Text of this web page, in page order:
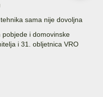
sama nije dovoljna
pobjede i domovinske
i 31. obljetnica VRO